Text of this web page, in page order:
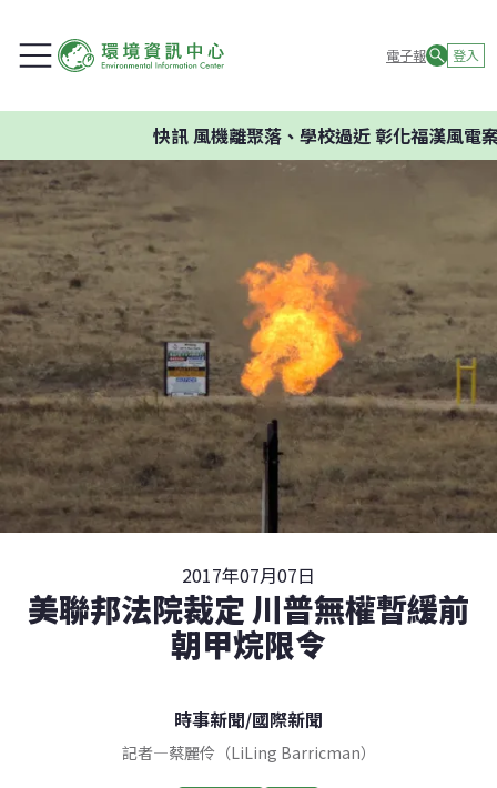
電子報 登入
快訊風機離聚落、學校過近 彰化福漢風電案
2017年07月07日
美聯邦法院裁定 川普無權暫緩前
朝甲烷限令
時事新聞/國際新聞
記者—蔡麗伶（LiLing Barricman）